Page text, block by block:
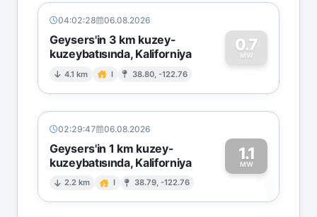
04:02:28 06.08.2026
Geysers'in 3 km kuzey-
kuzeybatısında, Kaliforniya
4.1 km I 38.80, -122.76
0.7
MW
0
02:29:47 06.08.2026
Geysers'in 1 km kuzey-
kuzeybatısında, Kaliforniya
2.2 km I 38.79, -122.76
1.1
MW1